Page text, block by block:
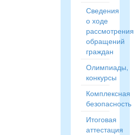
Сведения
о ходе
рассмотрения
обращений
граждан
Олимпиады,
конкурсы
Комплексная
безопасность
Итоговая
аттестация